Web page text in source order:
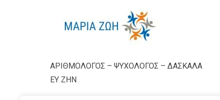
ΑΡΙΘΜΟΛΟΓΟΣ – ΨΥΧΟΛΟΓΟΣ – ΔΑΣΚΑΛΑ
ΕΥ ΖΗΝ